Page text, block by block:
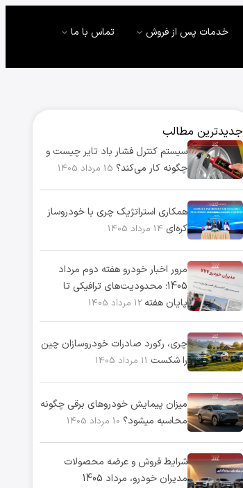
خدمات پس از فروش تماس با ما
جدیدترین مطالب
سیستم کنترل فشار باد تایر چیست و
چگونه کار می‌کند؟ 15 مرداد 1405
همکاری استراتژیک چری با خودروساز
کره‌ای 14 مرداد 1405
مرور اخبار خودرو هفته دوم مرداد
1405؛ محدودیت‌های ترافیکی تا
پایان هفته12 مرداد 1405
چری، رکورد صادرات خودروسازان چین
را شکست 11 مرداد 1405
میزان پیمایش خودروهای برقی چگونه
محاسبه میشود؟ 10 مرداد 1405
شرایط فروش و عرضه محصولات
مدیران خودرو، مرداد 1405